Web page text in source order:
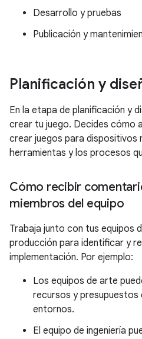
Desarrollo y pruebas
Publicación y
Planificación y
En la etapa de planificación y
crear tu juego. Decides cómo
crear juegos para dispositivos
herramientas y los procesos
Cómo recibir
miembros del equipo
Trabaja junto con tus equipos
producción para identificar y
implementación. Por ejemplo:
Los equipos de arte
recursos y presupuestos
entornos.
El equipo de ingeniería